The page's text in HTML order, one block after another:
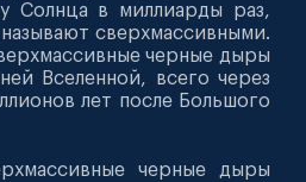
Солнца в миллиарды раз,
сверхмассивными.
черные дыры
Вселенной, всего через
лет после Большого
черные дыры